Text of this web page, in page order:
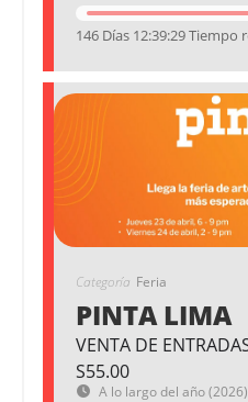
146 Días 12:39:29 Tiempo
Categoría Feria
PINTA LIMA
VENTA DE
S55.00
A lo largo del año (2026)